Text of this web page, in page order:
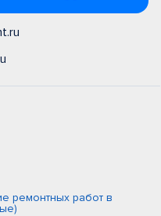
ремонтных работ в